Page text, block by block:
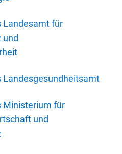
Landesamt für
und
Landesgesundheitsamt
Ministerium für
und